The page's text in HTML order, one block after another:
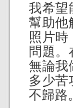
我希望
幫助他
照片時
問題
無論我
多少苦
不歸路。